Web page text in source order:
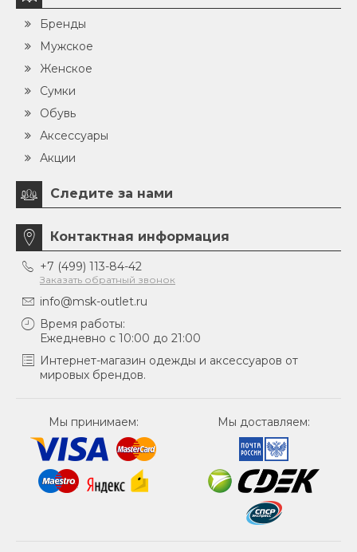
Бренды
Мужское
Женское
Сумки
Обувь
Аксессуары
Акции
Следите за нами
Контактная информация
+7 (499) 113-84-42
Заказать обратный звонок
info@msk-outlet.ru
Время работы:
Ежедневно с 10:00 до 21:00
Интернет-магазин одежды и аксессуаров от
мировых брендов.
Мы принимаем: Мы доставляем: